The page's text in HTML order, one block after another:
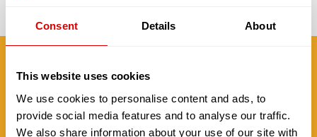
Consent Details About
This website uses cookies
We use cookies to personalise content and ads, to
provide social media features and to analyse our traffic.
We also share information about your use of our site with
Domicile adapté à vos soins ?
TROUVEZ UN PSAD AUTOUR DE
CHEZ VOUS